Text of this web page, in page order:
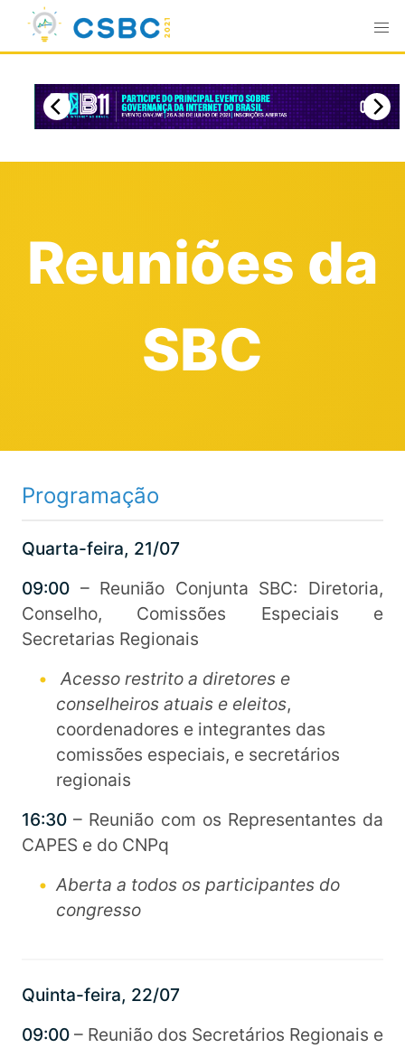
Reuniões da
SBC
Programação
Quarta-feira, 21/07
09:00 – Reunião Conjunta SBC: Diretoria,
Conselho, Comissões Especiais e
Secretarias Regionais
Acesso restrito a diretores e
conselheiros atuais e eleitos,
coordenadores e integrantes das
comissões especiais, e secretários
regionais
16:30 – Reunião com os Representantes da
CAPES e do CNPq
Aberta a todos os participantes do
congresso
Quinta-feira, 22/07
09:00 – Reunião dos Secretários Regionais e